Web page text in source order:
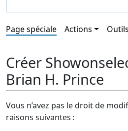
Page spéciale Actions Outils
Créer
Brian H. Prince
Vous n’avez pas le droit de
raisons suivantes :